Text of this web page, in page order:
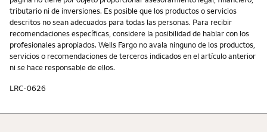
tributario ni de inversiones. Es posible que los productos o servicios
descritos no sean adecuados para todas las personas. Para recibir
recomendaciones específicas, considere la posibilidad de hablar con los
profesionales apropiados. Wells Fargo no avala ninguno de los productos,
servicios o recomendaciones de terceros indicados en el artículo anterior
ni se hace responsable de ellos.
LRC-0626